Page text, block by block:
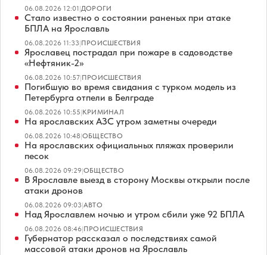
06.08.2026 12:01|ДОРОГИ
Стало известно о состоянии раненых при атаке
БПЛА на Ярославль
06.08.2026 11:33|ПРОИСШЕСТВИЯ
Ярославец пострадал при пожаре в садоводстве
«Нефтяник-2»
06.08.2026 10:57|ПРОИСШЕСТВИЯ
Погибшую во время свидания с турком модель из
Петербурга отпели в Белграде
06.08.2026 10:55|КРИМИНАЛ
На ярославских АЗС утром заметны очереди
06.08.2026 10:48|ОБЩЕСТВО
На ярославских официальных пляжах проверили
песок
06.08.2026 09:29|ОБЩЕСТВО
В Ярославле выезд в сторону Москвы открыли после
атаки дронов
06.08.2026 09:03|АВТО
Над Ярославлем ночью и утром сбили уже 92 БПЛА
06.08.2026 08:46|ПРОИСШЕСТВИЯ
Губернатор рассказал о последствиях самой
массовой атаки дронов на Ярославль